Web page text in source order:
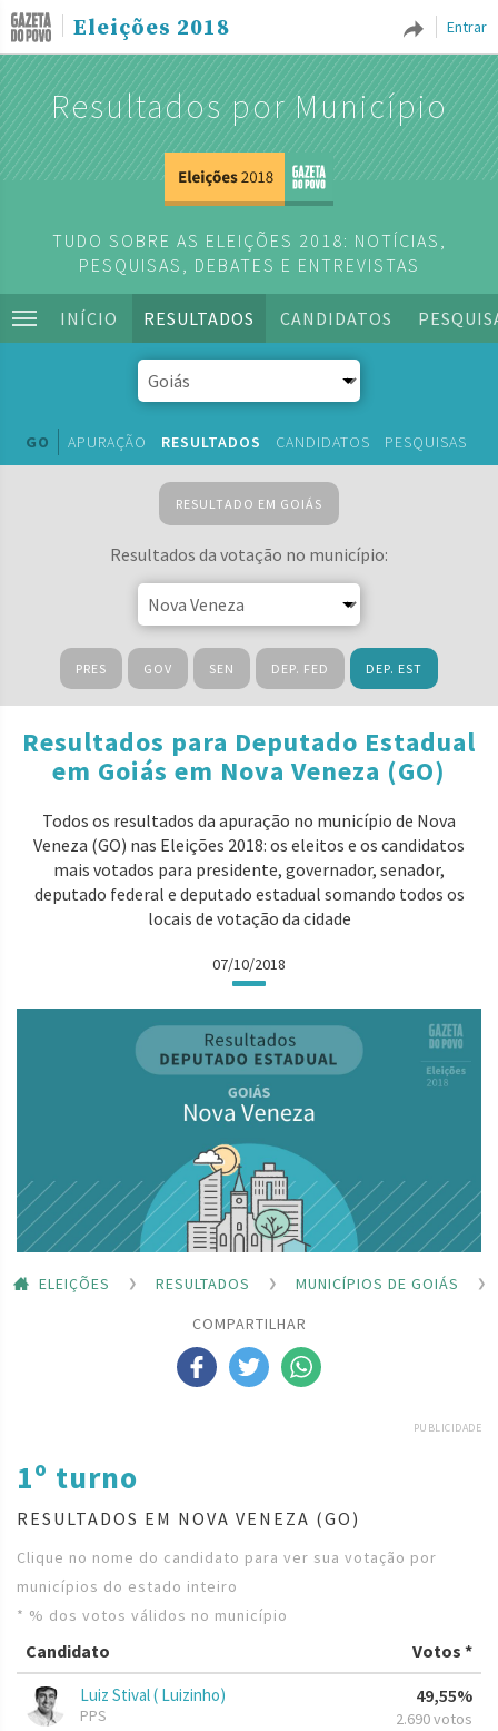
Entrar
Eleições 2018
Resultados por Município
TUDO SOBRE AS ELEIÇÕES 2018: NOTÍCIAS,
PESQUISAS, DEBATES E ENTREVISTAS
INÍCIO RESULTADOS CANDIDATOS
GO APURAÇÃO RESULTADOS CANDIDATOS PESQUISAS
RESULTADO EM GOIÁS
Resultados da votação no município:
PRES GOV SEN DEP. FED DEP. EST
Resultados para Deputado Estadual
em Goiás em Nova Veneza (GO)
Todos os resultados da apuração no município de Nova
Veneza (GO) nas Eleições 2018: os eleitos e os candidatos
mais votados para presidente, governador, senador,
deputado federal e deputado estadual somando todos os
locais de votação da cidade
07/10/2018
ELEIÇÕES RESULTADOS
MUNICÍPIOS DE GOIÁS
COMPARTILHAR
PUBLICIDADE
1º turno
RESULTADOS EM NOVA VENEZA (GO)
Clique no nome do candidato para ver sua votação por
municípios do estado inteiro
* % dos votos válidos no município
Candidato Votos *
Luiz Stival ( Luizinho)
PPS
49,55%
2.690 votos